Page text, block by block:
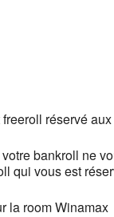
réservé
bankroll ne
vous est
la room Winamax